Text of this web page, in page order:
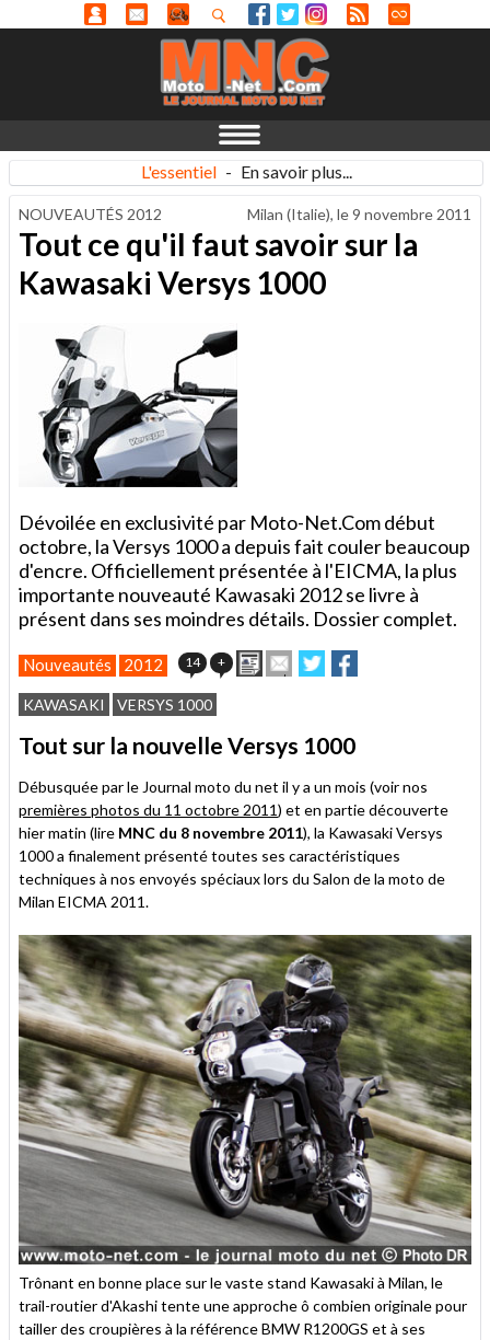
L'essentiel - En savoir plus...
NOUVEAUTÉS 2012 Milan (Italie), le9 novembre 2011
Tout ce qu'il faut savoir sur la
Kawasaki Versys 1000
Dévoilée en exclusivité par Moto-Net.Com début
octobre, la Versys 1000 a depuis fait couler beaucoup
d'encre. Officiellement présentée à l'EICMA, la plus
importante nouveauté Kawasaki 2012 se livre à
présent dans ses moindres détails. Dossier complet.
Nouveautés 2012 14 + ImprimerEnvoyer
cet
ami
Partager
sur
sur
KAWASAKI VERSYS 1000
Tout sur la nouvelle Versys 1000
Débusquée par le Journal moto du net il y a un mois (voir nos
premières photos du 11 octobre 2011) et en partie découverte
hier matin (lire MNC du 8 novembre 2011), la Kawasaki Versys
1000 a finalement présenté toutes ses caractéristiques
techniques à nos envoyés spéciaux lors du Salon de la moto de
Milan EICMA 2011.
Trônant en bonne place sur le vaste stand Kawasaki à Milan, le
trail-routier d'Akashi tente une approche ô combien originale pour
tailler des croupières à la référence BMW R1200GS et à ses